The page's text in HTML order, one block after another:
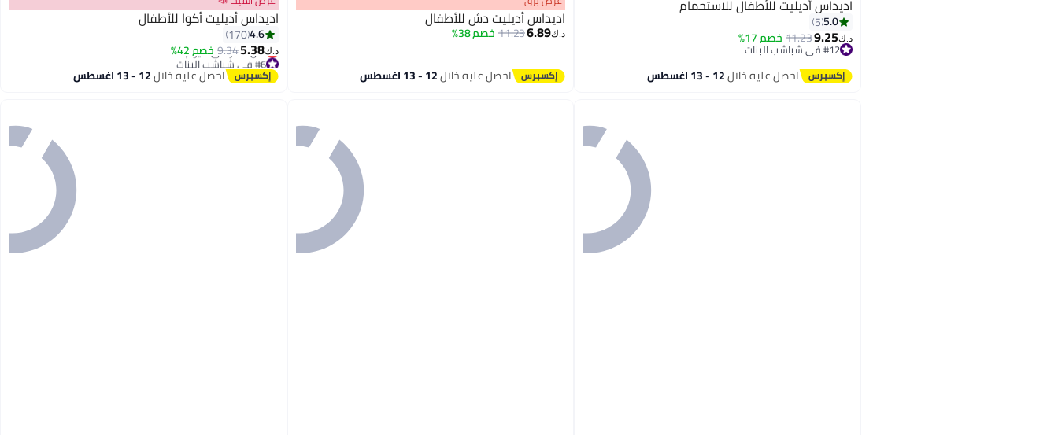
2
اديداس أديليت للأطفال للاستحمام
5.0
5
د.ك‏9.25
11.23خصم 17%
#12 في شباشب البنات
احصل عليه خلال12 - 13 اغسطس
اديداس أديليت دش للأطفال
د.ك‏6.89
11.23خصم 38%
احصل عليه خلال12 - 13 اغسطس
3
اديداس أديليت أكوا للأطفال
4.6
170
د.ك‏5.38
9.34خصم 42%
#6 في شباشب البنات
أقل سعر في 7 يوم
#6 في شباشب البنات
احصل عليه خلال12 - 13 اغسطس